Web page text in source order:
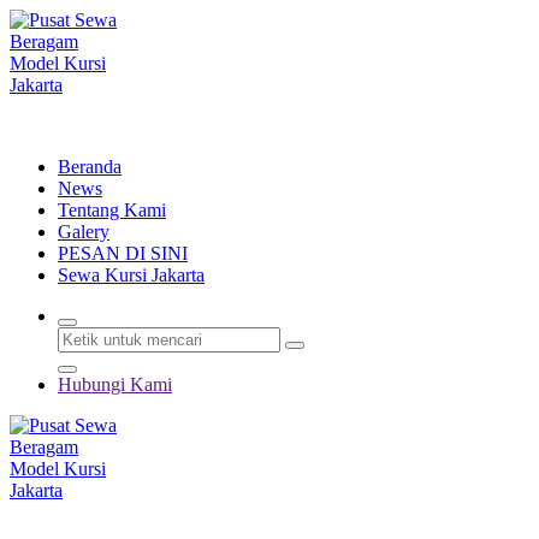
Lewati
ke
konten
Beranda
News
Tentang Kami
Galery
PESAN DI SINI
Sewa Kursi Jakarta
Hubungi Kami